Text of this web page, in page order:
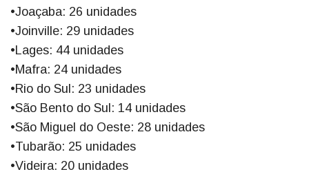
•Joaçaba: 26 unidades
•Joinville: 29 unidades
•Lages: 44 unidades
•Mafra: 24 unidades
•Rio do Sul: 23 unidades
•São Bento do Sul: 14 unidades
•São Miguel do Oeste: 28 unidades
•Tubarão: 25 unidades
•Videira: 20 unidades